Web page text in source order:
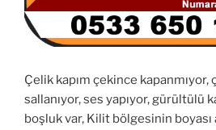
Çelik kapım çekince kapanmıyor,
sallanıyor, ses yapıyor, gürültülü
boşluk var, Kilit bölgesinin boyası